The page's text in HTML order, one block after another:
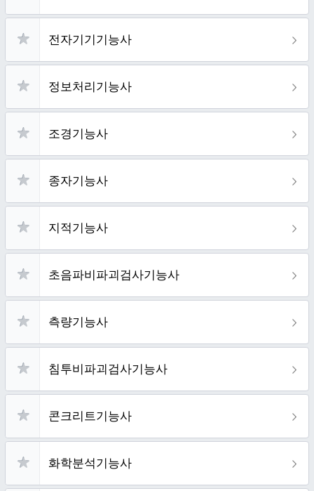
전자기기기능사
정보처리기능사
조경기능사
종자기능사
지적기능사
초음파비파괴검사기능사
측량기능사
침투비파괴검사기능사
콘크리트기능사
화학분석기능사